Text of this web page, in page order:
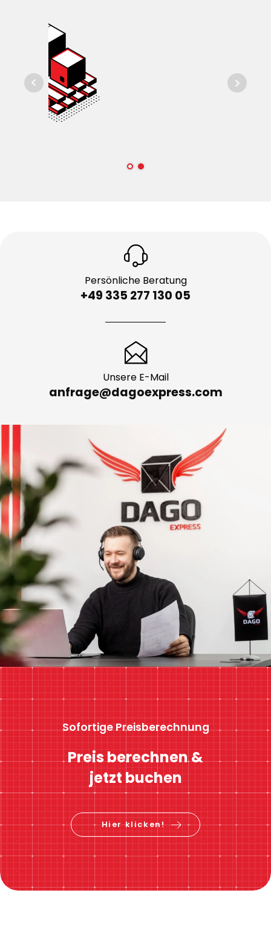
+49 335 277 130 05
anfrage@dagoexpress.com
Sofortige Preisberechnung
Preis berechnen &
jetzt buchen